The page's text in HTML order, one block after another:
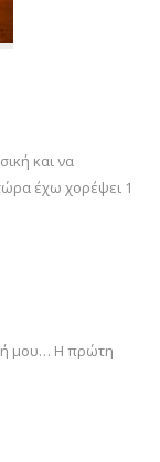
και να
έχω χορέψει 1
μου… Η πρώτη